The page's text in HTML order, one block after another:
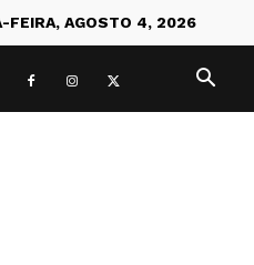
FEIRA, AGOSTO 4, 2026